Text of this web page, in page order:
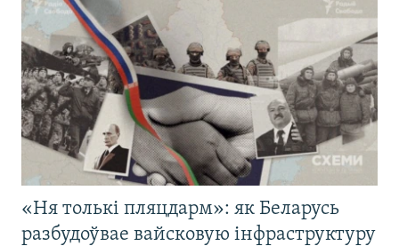
«Ня толькі пляцдарм»: як Беларусь
разбудоўвае вайсковую інфраструктуру